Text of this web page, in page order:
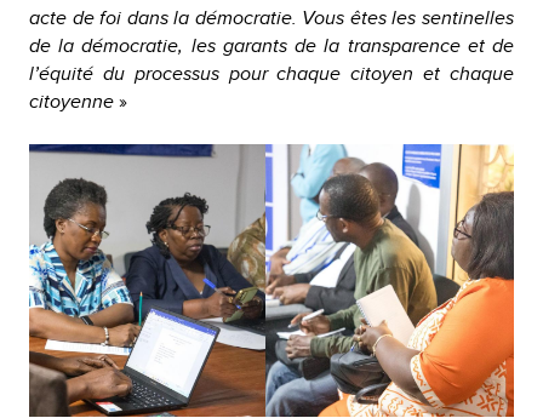
acte de foi dans la démocratie. Vous êtes les sentinelles
de la démocratie, les garants de la transparence et de
l’équité du processus pour chaque citoyen et chaque
citoyenne»